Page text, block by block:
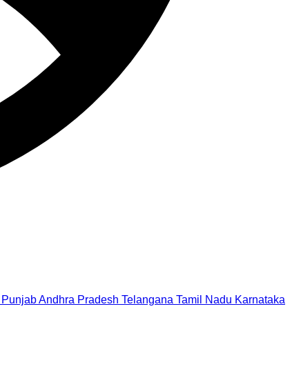
PunjabAndhra Pradesh Telangana Tamil Nadu Karnataka